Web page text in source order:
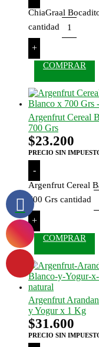
ChiaGraal
cantidad
+
COMPRAR
Argenfrut Cereal
700 Grs
$23.200
PRECIO SIN
-
Argenfrut Cereal
700 Grs cantidad
+
COMPRAR
Argenfrut
y Yogur x 1 Kg
$31.600
PRECIO SIN